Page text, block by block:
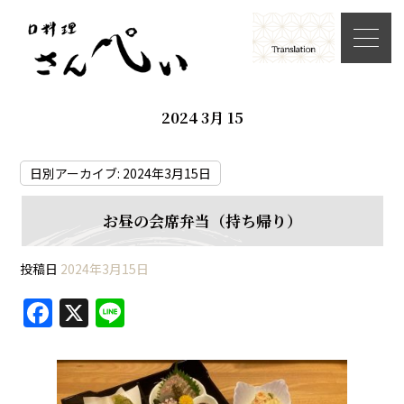
2024 3月 15
日別アーカイブ: 2024年3月15日
お昼の会席弁当（持ち帰り）
投稿日 2024年3月15日
F
c
X
e